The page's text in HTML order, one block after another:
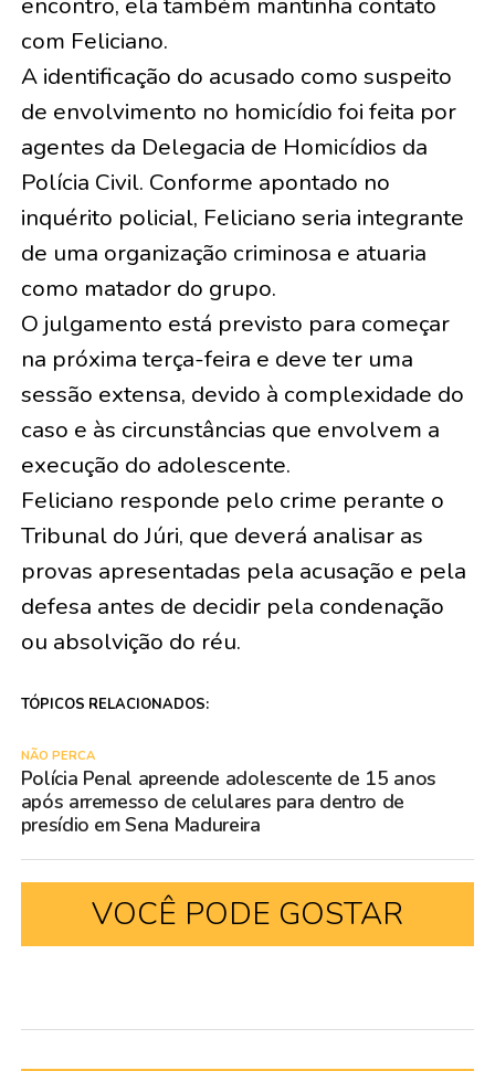
com Feliciano.
A identificação do acusado como suspeito
de envolvimento no homicídio foi feita por
agentes da Delegacia de Homicídios da
Polícia Civil. Conforme apontado no
inquérito policial, Feliciano seria integrante
de uma organização criminosa e atuaria
como matador do grupo.
O julgamento está previsto para começar
na próxima terça-feira e deve ter uma
sessão extensa, devido à complexidade do
caso e às circunstâncias que envolvem a
execução do adolescente.
Feliciano responde pelo crime perante o
Tribunal do Júri, que deverá analisar as
provas apresentadas pela acusação e pela
defesa antes de decidir pela condenação
ou absolvição do réu.
TÓPICOS RELACIONADOS:
NÃO PERCA
Polícia Penal apreende adolescente de 15 anos
após arremesso de celulares para dentro de
presídio em Sena Madureira
VOCÊ PODE GOSTAR